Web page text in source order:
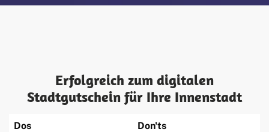
Erfolgreich zum digitalen
Stadtgutschein für Ihre Innenstadt
Dos Don'ts